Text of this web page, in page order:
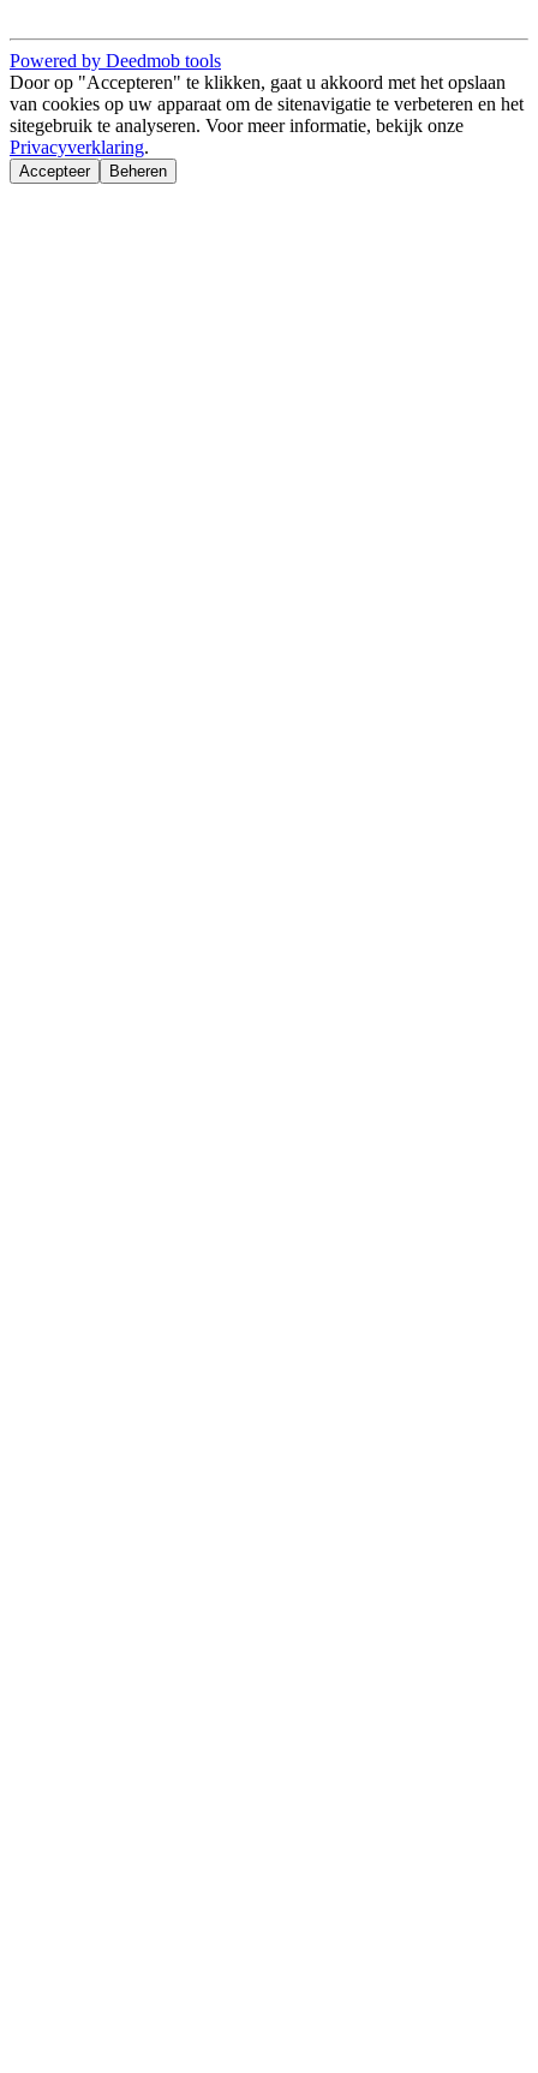
Powered by Deedmob tools
Door op "Accepteren" te klikken, gaat u akkoord met het opslaan
van cookies op uw apparaat om de sitenavigatie te verbeteren en het
sitegebruik te analyseren. Voor meer informatie, bekijk onze
Privacyverklaring.
Accepteer Beheren